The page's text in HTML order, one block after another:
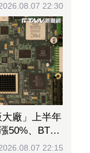
22:30
廠」上半年
50%、BT漲
22:15